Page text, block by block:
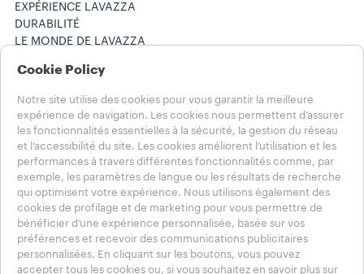
EXPÉRIENCE LAVAZZA
DURABILITÉ
LE MONDE DE LAVAZZA
FAQ
Contactez-nous
(212) 725-8800
(212) 725-8800
Carrières
Mentions légales
Conditions d’utilisation
Choisissez votre pays
CANADA - Français
CANADA - Français
CANADA - English
Cookie Policy
Notre site utilise des cookies pour vous garantir la meilleure
expérience de navigation. Les cookies nous permettent d’assurer
les fonctionnalités essentielles à la sécurité, la gestion du réseau
et l’accessibilité du site. Les cookies améliorent l’utilisation et les
performances à travers différentes fonctionnalités comme, par
exemple, les paramètres de langue ou les résultats de recherche
qui optimisent votre expérience. Nous utilisons également des
cookies de profilage et de marketing pour vous permettre de
bénéficier d’une expérience personnalisée, basée sur vos
préférences et recevoir des communications publicitaires
personnalisées. En cliquant sur les boutons, vous pouvez
accepter tous les cookies ou, si vous souhaitez en savoir plus sur